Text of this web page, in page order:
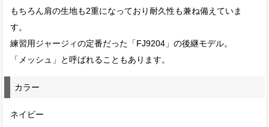
もちろん肩の生地も2重になっており耐久性も兼ね備えていま
す。
練習用ジャージィの定番だった「FJ9204」の後継モデル。
「メッシュ」と呼ばれることもあります。
カラー
ネイビー